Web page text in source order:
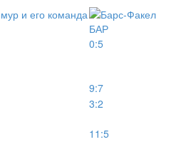
БАР
0:5
9:7
3:2
11:5